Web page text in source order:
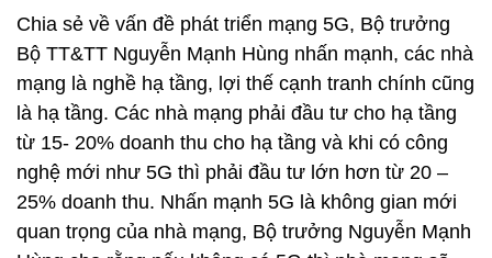
Chia sẻ về vấn đề phát triển mạng 5G, Bộ trưởng
Bộ TT&TT Nguyễn Mạnh Hùng nhấn mạnh, các nhà
mạng là nghề hạ tầng, lợi thế cạnh tranh chính cũng
là hạ tầng. Các nhà mạng phải đầu tư cho hạ tầng
từ 15- 20% doanh thu cho hạ tầng và khi có công
nghệ mới như 5G thì phải đầu tư lớn hơn từ 20 –
25% doanh thu. Nhấn mạnh 5G là không gian mới
quan trọng của nhà mạng, Bộ trưởng Nguyễn Mạnh